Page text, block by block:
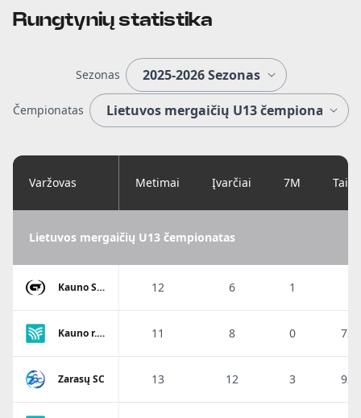
Rungtynių statistika
Sezonas
Čempionatas
Varžovas Metimai Įvarčiai 7M
Lietuvos mergaičių U13 čempionatas
Kauno SM
12 6 1
Kauno r.
11 8 0
Zarasų SC 13 12 3